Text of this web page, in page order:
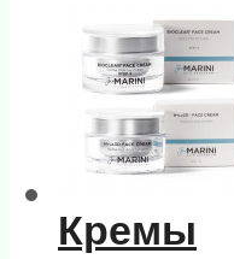
Кремы